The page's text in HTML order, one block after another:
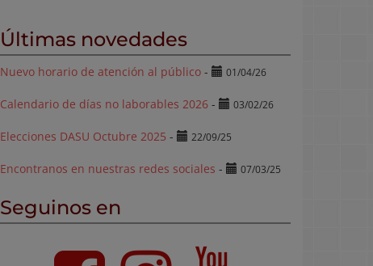
Últimas novedades
Nuevo horario de atención al público - 01/04/26
Calendario de días no laborables 2026 - 03/02/26
Elecciones DASU Octubre 2025 - 22/09/25
Encontranos en nuestras redes sociales - 07/03/25
Seguinos en